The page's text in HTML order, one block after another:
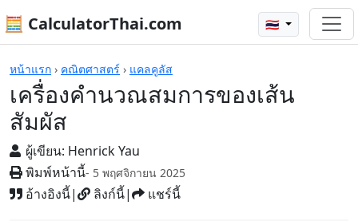
🧮 CalculatorThai.com 🇹🇭
หน้าแรก › คณิตศาสตร์ › แคลคูลัส
เครื่องคำนวณสมการของเส้น
สัมผัส
ผู้เขียน: Henrick Yau
พิมพ์หน้านี้- 5 พฤศจิกายน 2025
อ้างอิงนี้| ลิงก์นี้| แชร์นี้
เครื่องคิดเลข